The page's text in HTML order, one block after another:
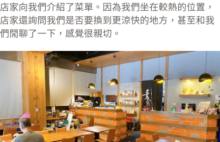
店家向我們介紹了菜單。因為我們坐在較熱的位置，
店家還詢問我們是否要換到更涼快的地方，甚至和我
們閒聊了一下，感覺很親切。